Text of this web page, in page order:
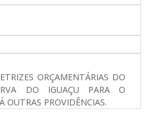
ORÇAMENTÁRIAS DO
DO IGUAÇU PARA O
OUTRAS PROVIDÊNCIAS.